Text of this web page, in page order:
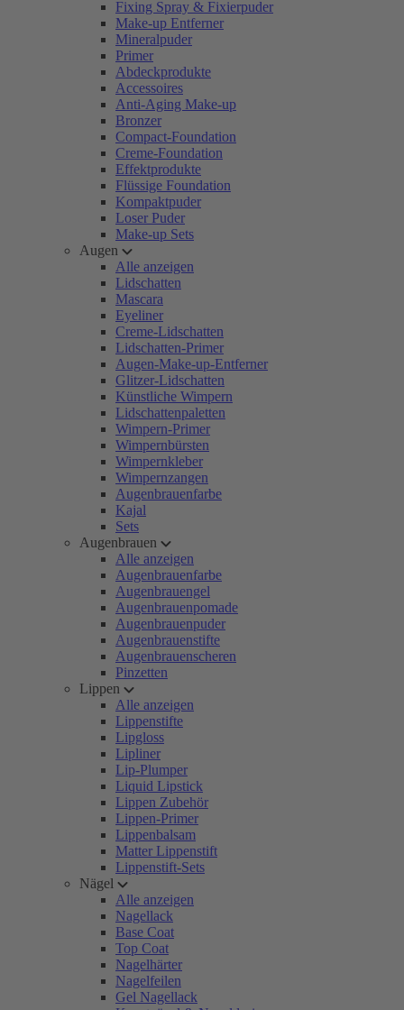
Fixing Spray & Fixierpuder
Make-up Entferner
Mineralpuder
Primer
Abdeckprodukte
Accessoires
Anti-Aging Make-up
Bronzer
Compact-Foundation
Creme-Foundation
Effektprodukte
Flüssige Foundation
Kompaktpuder
Loser Puder
Make-up Sets
Augen
Alle anzeigen
Lidschatten
Mascara
Eyeliner
Creme-Lidschatten
Lidschatten-Primer
Augen-Make-up-Entferner
Glitzer-Lidschatten
Künstliche Wimpern
Lidschattenpaletten
Wimpern-Primer
Wimpernbürsten
Wimpernkleber
Wimpernzangen
Augenbrauenfarbe
Kajal
Sets
Augenbrauen
Alle anzeigen
Augenbrauenfarbe
Augenbrauengel
Augenbrauenpomade
Augenbrauenpuder
Augenbrauenstifte
Augenbrauenscheren
Pinzetten
Lippen
Alle anzeigen
Lippenstifte
Lipgloss
Lipliner
Lip-Plumper
Liquid Lipstick
Lippen Zubehör
Lippen-Primer
Lippenbalsam
Matter Lippenstift
Lippenstift-Sets
Nägel
Alle anzeigen
Nagellack
Base Coat
Top Coat
Nagelhärter
Nagelfeilen
Gel Nagellack